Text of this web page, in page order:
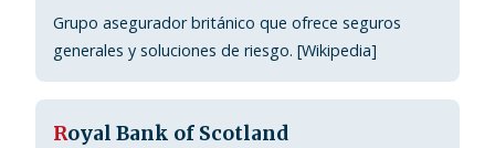
Grupo asegurador británico que ofrece seguros
generales y soluciones de riesgo. [Wikipedia]
Royal Bank of Scotland